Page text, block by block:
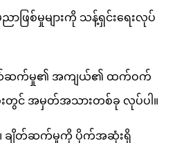
ာဖြစ်မှုများကို သန့်ရှင်းရေးလုပ်
တ်ဆက်မှု၏ အကျယ်၏ ထက်ဝက်
တွင် အမှတ်အသားတစ်ခု လုပ်ပါ။
ချိတ်ဆက်မှုကို ပိုက်အဆုံးရှိ